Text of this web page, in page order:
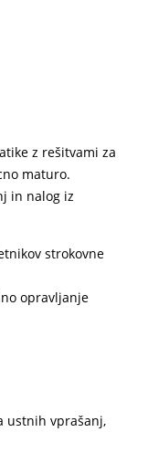
z rešitvami za
maturo.
in nalog iz
strokovne
opravljanje
ustnih vprašanj,